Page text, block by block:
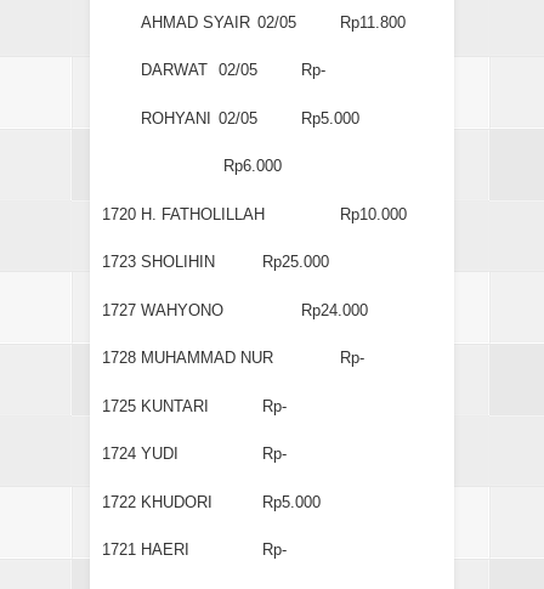
AHMAD SYAIR 02/05 Rp11.800
DARWAT 02/05 Rp-
ROHYANI 02/05 Rp5.000
Rp6.000
1720 H. FATHOLILLAH Rp10.000
1723 SHOLIHIN Rp25.000
1727 WAHYONO Rp24.000
1728 MUHAMMAD NUR Rp-
1725 KUNTARI Rp-
1724 YUDI Rp-
1722 KHUDORI Rp5.000
1721 HAERI Rp-